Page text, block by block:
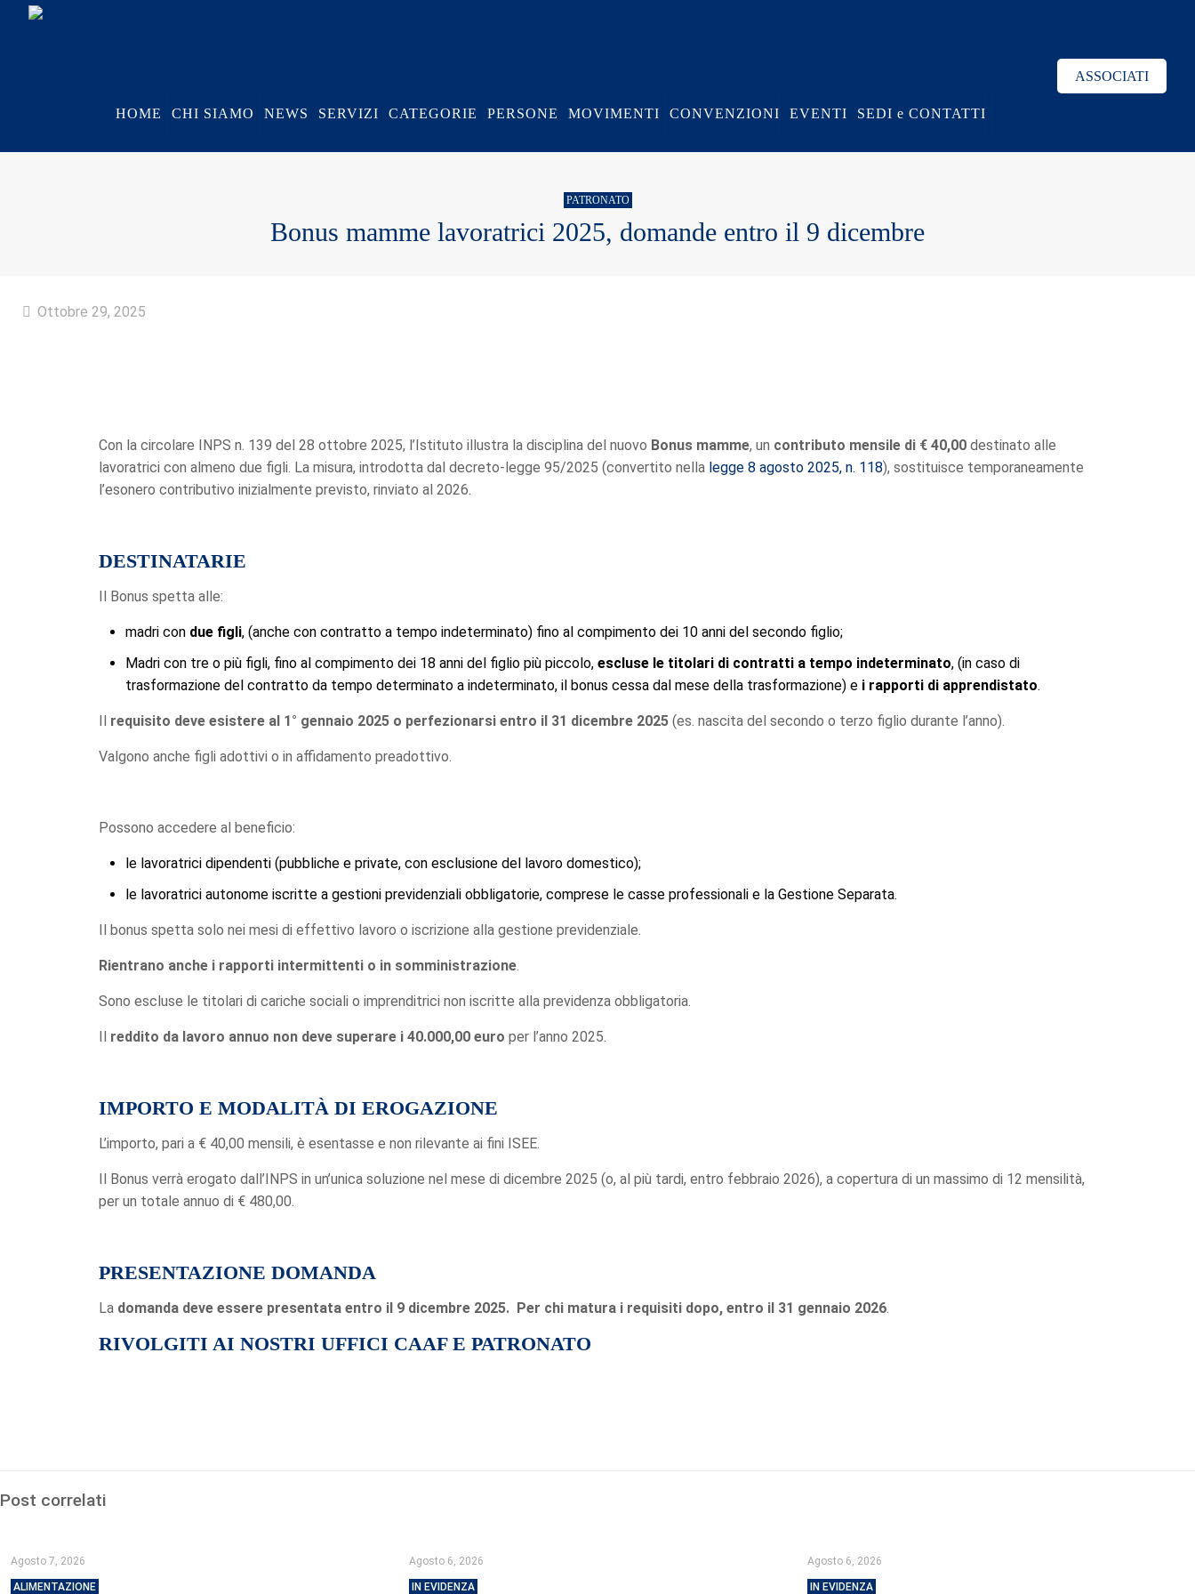
HOME CHI SIAMO NEWS SERVIZI CATEGORIE PERSONE MOVIMENTI CONVENZIONI EVENTI SEDI e CONTATTI
ASSOCIATI
PATRONATO
Bonus mamme lavoratrici 2025, domande entro il 9 dicembre
Ottobre 29, 2025
Con la circolare INPS n. 139 del 28 ottobre 2025, l’Istituto illustra la disciplina del nuovo Bonus mamme, un contributo mensile di € 40,00 destinato alle
lavoratrici con almeno due figli. La misura, introdotta dal decreto-legge 95/2025 (convertito nella legge 8 agosto 2025, n. 118), sostituisce temporaneamente
l’esonero contributivo inizialmente previsto, rinviato al 2026.
DESTINATARIE
Il Bonus spetta alle:
madri con due figli, (anche con contratto a tempo indeterminato) fino al compimento dei 10 anni del secondo figlio;
Madri con tre o più figli, fino al compimento dei 18 anni del figlio più piccolo,escluse le titolari di contratti a tempo indeterminato, (in caso di
trasformazione del contratto da tempo determinato a indeterminato, il bonus cessa dal mese della trasformazione) e i rapporti di apprendistato.
Il requisito deve esistere al 1° gennaio 2025 o perfezionarsi entro il 31 dicembre 2025 (es. nascita del secondo o terzo figlio durante l’anno).
Valgono anche figli adottivi o in affidamento preadottivo.
Possono accedere al beneficio:
le lavoratrici dipendenti (pubbliche e private, con esclusione del lavoro domestico);
le lavoratrici autonome iscritte a gestioni previdenziali obbligatorie, comprese le casse professionali e la Gestione Separata.
Il bonus spetta solo nei mesi di effettivo lavoro o iscrizione alla gestione previdenziale.
Rientrano anche i rapporti intermittenti o in somministrazione.
Sono escluse le titolari di cariche sociali o imprenditrici non iscritte alla previdenza obbligatoria.
Il reddito da lavoro annuo non deve superare i 40.000,00 euro per l’anno 2025.
IMPORTO E MODALITÀ DI EROGAZIONE
L’importo, pari a € 40,00 mensili, è esentasse e non rilevante ai fini ISEE.
Il Bonus verrà erogato dall’INPS in un’unica soluzione nel mese di dicembre 2025 (o, al più tardi, entro febbraio 2026), a copertura di un massimo di 12 mensilità,
per un totale annuo di € 480,00.
PRESENTAZIONE DOMANDA
La domanda deve essere presentata entro il 9 dicembre 2025. Per chi matura i requisiti dopo, entro il 31 gennaio 2026.
RIVOLGITI AI NOSTRI UFFICI CAAF E PATRONATO
Post correlati
Agosto 7, 2026
ALIMENTAZIONE
Agosto 6, 2026
IN EVIDENZA
Agosto 6, 2026
IN EVIDENZA